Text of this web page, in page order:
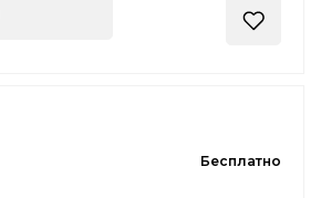
Бесплатно